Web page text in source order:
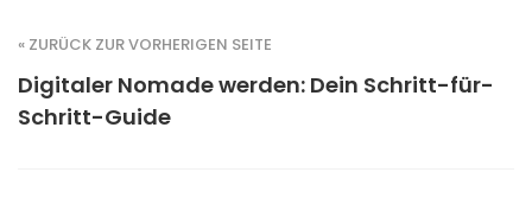
« ZURÜCK ZUR VORHERIGEN SEITE
Digitaler Nomade werden: Dein Schritt-für-
Schritt-Guide